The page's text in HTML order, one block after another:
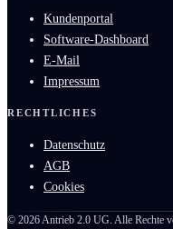
Kundenportal
Software-Dashboard
E-Mail
Impressum
RECHTLICHES
Datenschutz
AGB
Cookies
© 2026Antrieb 2.0 UG. Alle Rechte